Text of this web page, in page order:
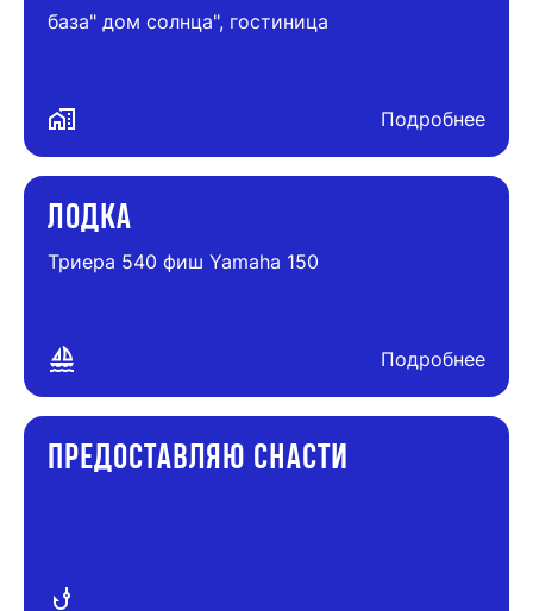
база" дом солнца", гостиница
maps_home_work Подробнее
ЛОДКА
Триера 540 фиш Yamaha 150
sailing Подробнее
ПРЕДОСТАВЛЯЮ СНАСТИ
phishing